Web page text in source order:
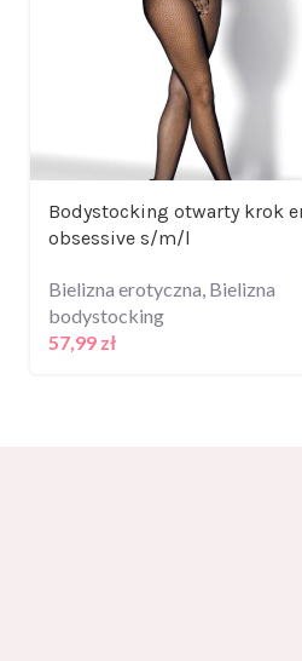
Bodystocking otwarty krok
obsessive s/m/l
Bielizna erotyczna Bielizna
bodystocking
57,99 zł